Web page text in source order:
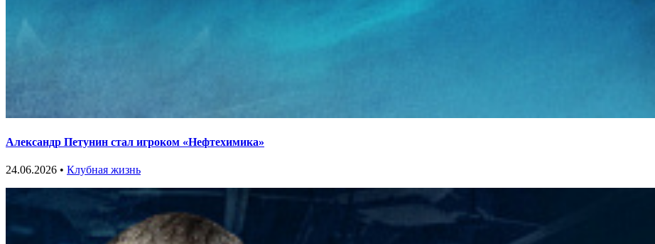
Александр Петунин стал игроком «Нефтехимика»
24.06.2026 • Клубная жизнь